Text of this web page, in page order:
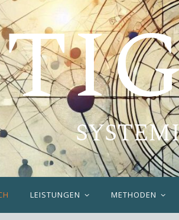
LEISTUNGEN METHODEN